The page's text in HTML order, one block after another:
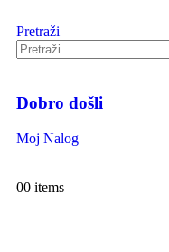
Pretraži
Dobro došli
Moj Nalog
00 items